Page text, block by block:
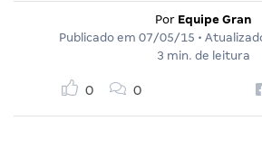
Por Equipe Gran
Publicado em 07/05/15 •
3 min. de leitura
0 0